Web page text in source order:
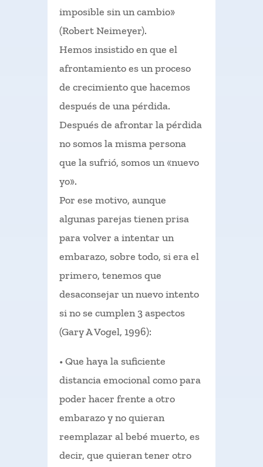
imposible sin un cambio»
(Robert Neimeyer).
Hemos insistido en que el
afrontamiento es un proceso
de crecimiento que hacemos
después de una pérdida.
Después de afrontar la pérdida
no somos la misma persona
que la sufrió, somos un «nuevo
yo».
Por ese motivo, aunque
algunas parejas tienen prisa
para volver a intentar un
embarazo, sobre todo, si era el
primero, tenemos que
desaconsejar un nuevo intento
si no se cumplen 3 aspectos
(Gary A Vogel, 1996):
• Que haya la suficiente
distancia emocional como para
poder hacer frente a otro
embarazo y no quieran
reemplazar al bebé muerto, es
decir, que quieran tener otro